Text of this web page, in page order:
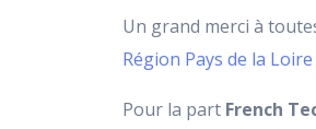
Un grand merci à
Région Pays de la Loire
Pour la part French